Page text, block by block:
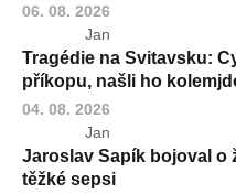
06. 08. 2026
Jan
Tragédie na Svitavsku:
příkopu, našli ho
04. 08. 2026
Jan
Jaroslav Sapík bojoval o
těžké sepsi